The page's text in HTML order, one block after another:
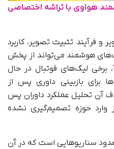
هواوی با تراشه‌ اختصاصی
و فرآیند تثبیت تصویر، کاربرد
هوشمند می‌تواند از پخش
، برخی لیگ‌های فوتبال در حال
برای بازبینی داوری پس از
آن تحلیل عملکرد داوران پس
وارد حوزه تصمیم‌گیری نشده
سناریوهایی است که در آن